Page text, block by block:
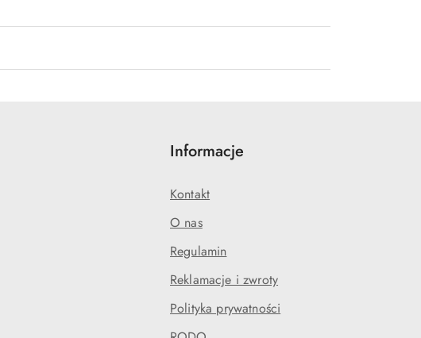
Informacje
Kontakt
O nas
Regulamin
Reklamacje i zwroty
Polityka prywatności